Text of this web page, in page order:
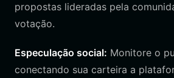
propostas lideradas pela
votação.
Especulação social: Monitore o
conectando sua carteira a